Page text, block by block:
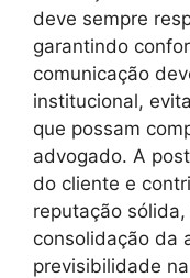
deve sempre
garantindo
comunicação
institucional,
que possam
advogado. A
do cliente e
reputação
consolidação da
previsibilidade